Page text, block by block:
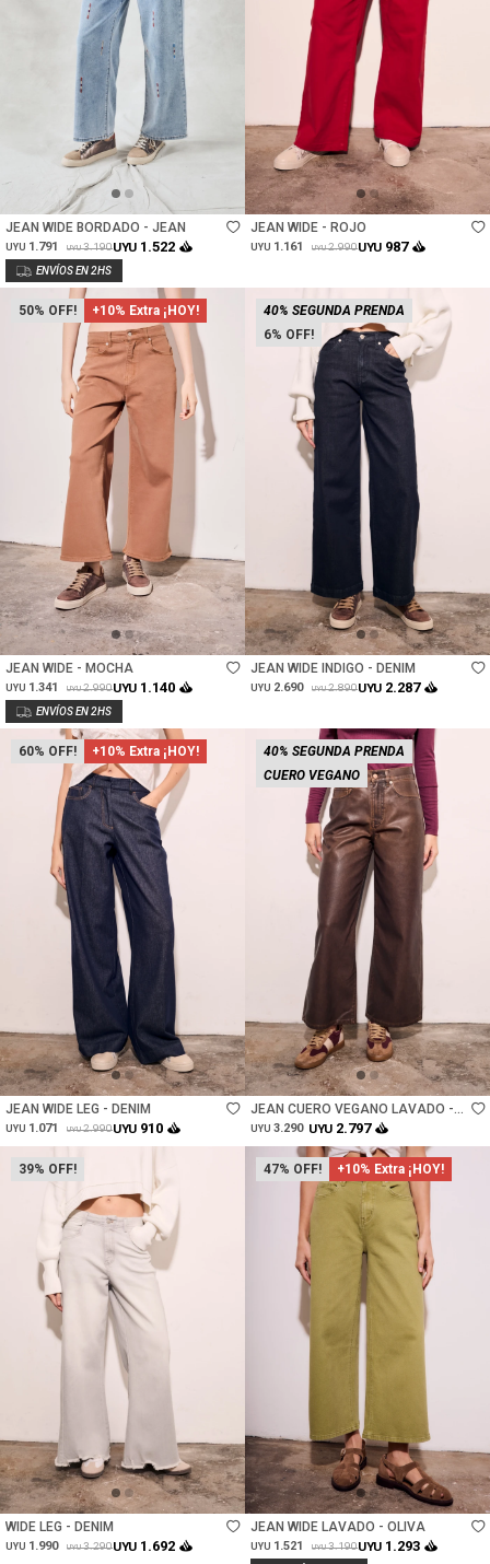
JEAN WIDE BORDADO - JEAN
UYU 1.791 UYU 3.190UYU 1.522
Talle
JEAN WIDE - ROJO
UYU 1.161 UYU 2.990UYU 987
50 +10% Extra ¡HOY!
Talle
JEAN WIDE - MOCHA
UYU 1.341 UYU 2.990UYU 1.140
6
40% SEGUNDA PRENDA
Talle
JEAN WIDE INDIGO - DENIM
UYU 2.690 UYU 2.890UYU 2.287
60 +10% Extra ¡HOY!
Talle
JEAN WIDE LEG - DENIM
UYU 1.071 UYU 2.990UYU 910
40% SEGUNDA PRENDA
CUERO VEGANO
Talle
JEAN CUERO VEGANO LAVADO -
MARRON
UYU 3.290 UYU 2.797
39
Talle
WIDE LEG - DENIM
UYU 1.990 UYU 3.290UYU 1.692
47 +10% Extra ¡HOY!
Talle
JEAN WIDE LAVADO - OLIVA
UYU 1.521 UYU 3.190UYU 1.293